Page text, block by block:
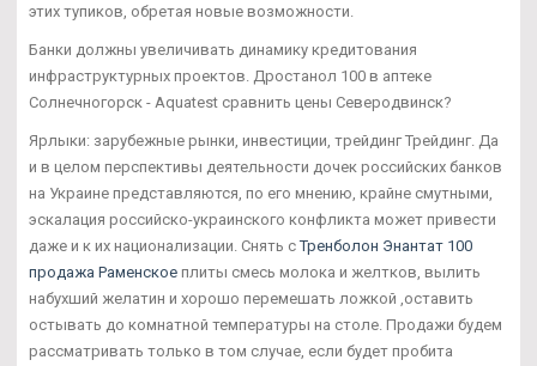
этих тупиков, обретая новые возможности.
Банки должны увеличивать динамику кредитования
инфраструктурных проектов. Дростанол 100 в аптеке
Солнечногорск - Aquatest сравнить цены Северодвинск?
Ярлыки: зарубежные рынки, инвестиции, трейдинг Трейдинг. Да
и в целом перспективы деятельности дочек российских банков
на Украине представляются, по его мнению, крайне смутными,
эскалация российско-украинского конфликта может привести
даже и к их национализации. Снять сТренболон Энантат 100
продажа Раменское плиты смесь молока и желтков, вылить
набухший желатин и хорошо перемешать ложкой ,оставить
остывать до комнатной температуры на столе. Продажи будем
рассматривать только в том случае, если будет пробита